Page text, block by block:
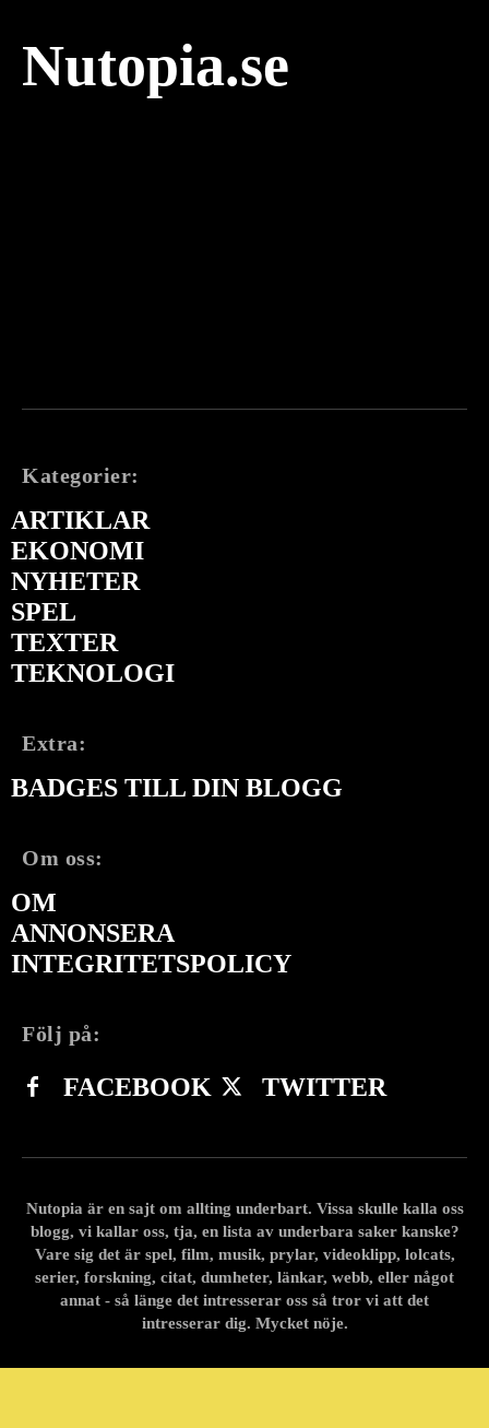
Nutopia.se
Kategorier:
ARTIKLAR
EKONOMI
NYHETER
SPEL
TEXTER
TEKNOLOGI
Extra:
BADGES TILL DIN BLOGG
Om oss:
OM
ANNONSERA
INTEGRITETSPOLICY
Följ på:
FACEBOOK TWITTER
Nutopia är en sajt om allting underbart. Vissa skulle kalla oss
blogg, vi kallar oss, tja, en lista av underbara saker kanske?
Vare sig det är spel, film, musik, prylar, videoklipp, lolcats,
serier, forskning, citat, dumheter, länkar, webb, eller något
annat - så länge det intresserar oss så tror vi att det
intresserar dig. Mycket nöje.